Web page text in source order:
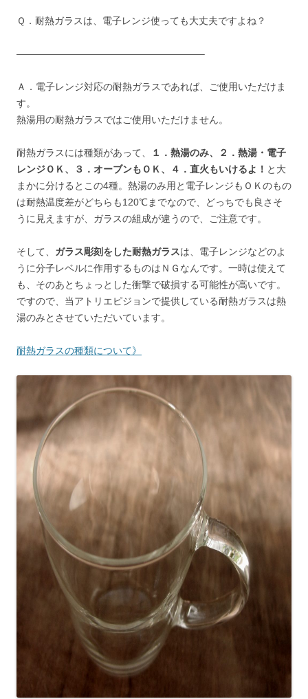
Ｑ．耐熱ガラスは、電子レンジ使っても大丈夫ですよね？
———————————————————–
Ａ．電子レンジ対応の耐熱ガラスであれば、ご使用いただけま
す。
熱湯用の耐熱ガラスではご使用いただけません。
耐熱ガラスには種類があって、
１．熱湯のみ、２．熱湯・電子
レンジＯＫ、３．オーブンもＯＫ、４．直火もいけるよ！ と大
まかに分けるとこの4種。熱湯のみ用と電子レンジもＯＫのもの
は耐熱温度差がどちらも120℃までなので、どっちでも良さそ
うに見えますが、ガラスの組成が違うので、ご注意です。
そして、 ガラス彫刻をした耐熱ガラスは、電子レンジなどのよ
うに分子レベルに作用するものはＮＧなんです。一時は使えて
も、そのあとちょっとした衝撃で破損する可能性が高いです。
ですので、当アトリエピジョンで提供している耐熱ガラスは熱
湯のみとさせていただいています。
耐熱ガラスの種類について》